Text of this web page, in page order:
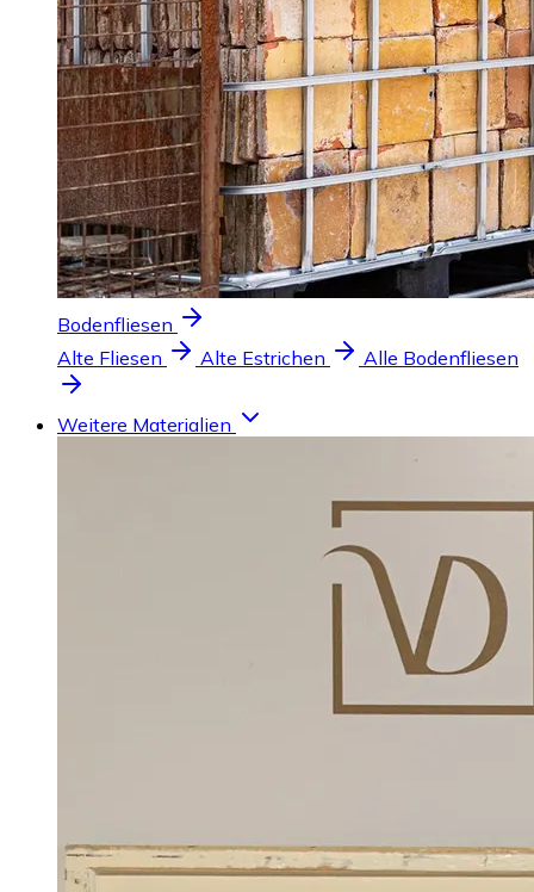
Bodenfliesen
Alte Fliesen
Alte Estrichen Alle Bodenfliesen
Weitere Materialien